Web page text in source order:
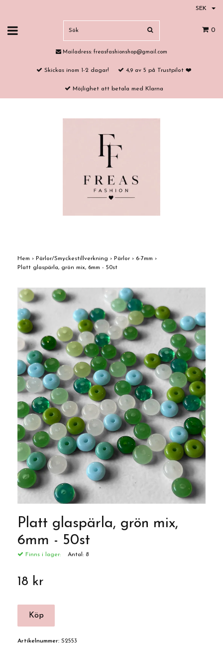
SEK
0
Mailadress: freasfashionshop@gmail.com
Skickas inom 1-2 dagar! 4,9 av 5 på Trustpilot ❤️
Möjlighet att betala med Klarna
Hem › Pärlor/Smyckestillverkning › Pärlor › 6-7mm ›
Platt glaspärla, grön mix, 6mm - 50st
Platt glaspärla, grön mix,
6mm - 50st
Finns i lager: Antal: 8
18 kr
Artikelnummer: S2553